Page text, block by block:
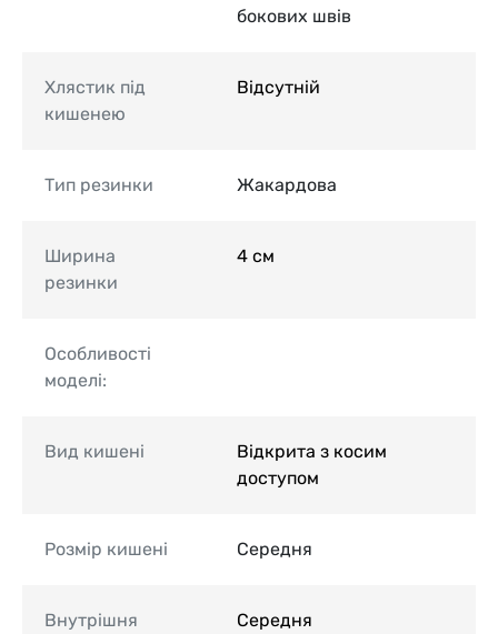
бокових швів
Хлястик під
кишенею
Відсутній
Тип резинки Жакардова
Ширина
резинки
4 см
Особливості
моделі:
Вид кишені
Відкрита з косим
доступом
Розмір кишені Середня
Внутрішня
Середня